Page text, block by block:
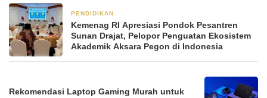
PENDIDIKAN
Kemenag RI Apresiasi Pondok Pesantren
Sunan Drajat, Pelopor Penguatan Ekosistem
Akademik Aksara Pegon di Indonesia
Rekomendasi Laptop Gaming Murah untuk